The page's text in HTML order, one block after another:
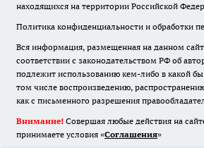
находящихся на территории Российской
Политика конфиденциальности и обработки
Вся информация, размещенная на данном
соответствии с законодательством РФ об
подлежит использованию кем-либо в какой
том числе воспроизведению,
как с письменного разрешения
Внимание! Совершая любые действия на
принимаете условия «Cоглашения»